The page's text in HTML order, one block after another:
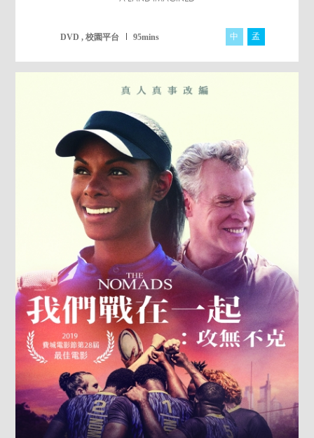
DVD , 校園平台 95mins 中 孟